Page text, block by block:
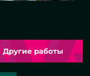
Другие работы